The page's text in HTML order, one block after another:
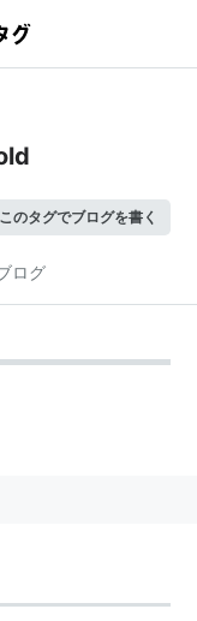
このタグでブログを書く
ログ